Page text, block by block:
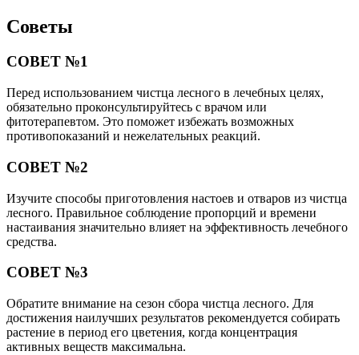
Советы
СОВЕТ №1
Перед использованием чистца лесного в лечебных целях,
обязательно проконсультируйтесь с врачом или
фитотерапевтом. Это поможет избежать возможных
противопоказаний и нежелательных реакций.
СОВЕТ №2
Изучите способы приготовления настоев и отваров из чистца
лесного. Правильное соблюдение пропорций и времени
настаивания значительно влияет на эффективность лечебного
средства.
СОВЕТ №3
Обратите внимание на сезон сбора чистца лесного. Для
достижения наилучших результатов рекомендуется собирать
растение в период его цветения, когда концентрация
активных веществ максимальна.